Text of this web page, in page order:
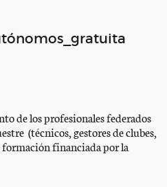
de los profesionales federados
(técnicos, gestores de clubes,
financiada por la
por Fundae, tiene el